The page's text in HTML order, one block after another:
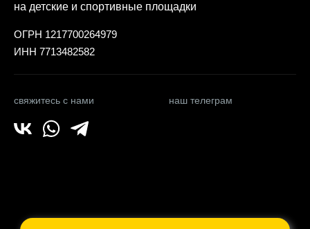
на детские и спортивные площадки
ОГРН 1217700264979
ИНН 7713482582
свяжитесь с нами наш телеграм